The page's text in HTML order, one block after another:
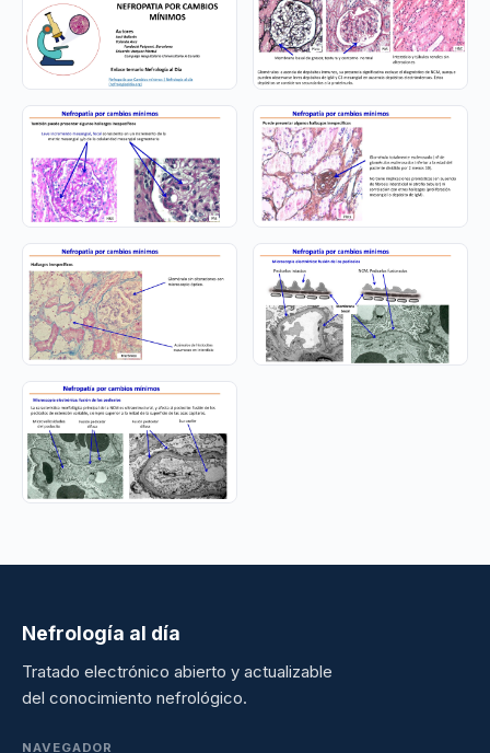
Nefrología al día
Tratado electrónico abierto y actualizable
del conocimiento nefrológico.
NAVEGADOR